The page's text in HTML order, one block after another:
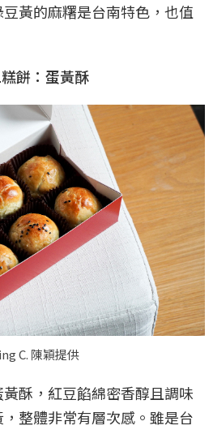
黃的麻糬是台南特色，也值
餅：蛋黃酥
C. 陳穎提供
酥，紅豆餡綿密香醇且調味
整體非常有層次感。雖是台